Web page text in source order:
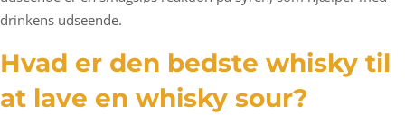
drinkens udseende.
Hvad er den bedste whisky til
at lave en whisky sour?